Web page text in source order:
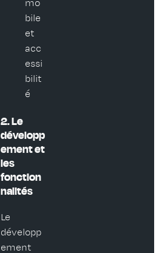
mo
bile
et
acc
essi
bilit
é
2. Le
développ
ement et
les
fonction
nalités
Le
développ
ement